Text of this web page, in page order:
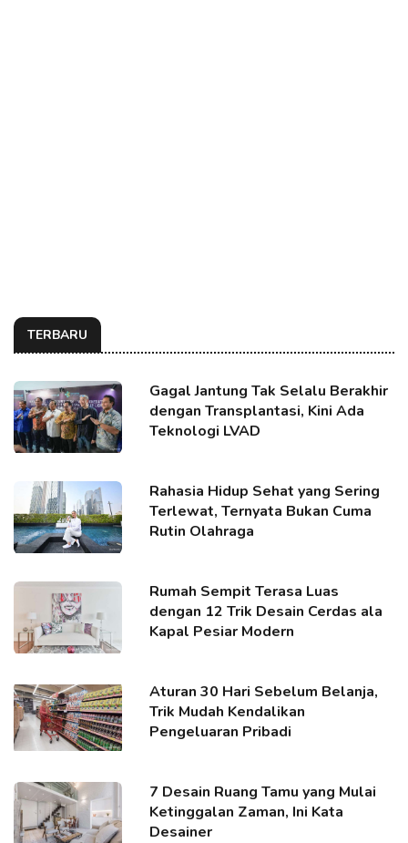
TERBARU
Gagal Jantung Tak Selalu Berakhir
dengan Transplantasi, Kini Ada
Teknologi LVAD
Rahasia Hidup Sehat yang Sering
Terlewat, Ternyata Bukan Cuma
Rutin Olahraga
Rumah Sempit Terasa Luas
dengan 12 Trik Desain Cerdas ala
Kapal Pesiar Modern
Aturan 30 Hari Sebelum Belanja,
Trik Mudah Kendalikan
Pengeluaran Pribadi
7 Desain Ruang Tamu yang Mulai
Ketinggalan Zaman, Ini Kata
Desainer